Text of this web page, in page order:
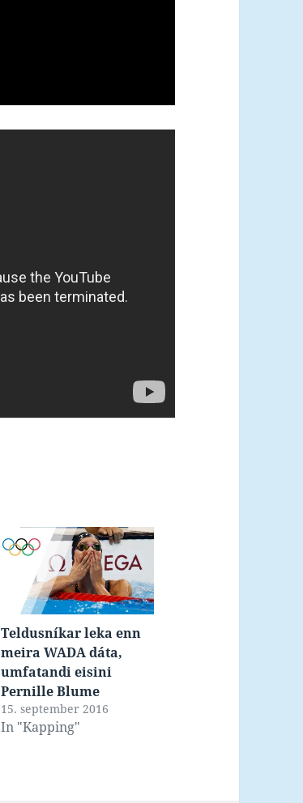
Teldusníkar leka enn
meira WADA dáta,
umfatandi eisini
Pernille Blume
15. september 2016
In "Kapping"